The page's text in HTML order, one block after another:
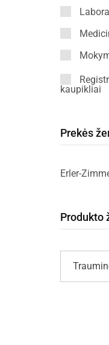
kaupikliai
Prekės
Erler-
Produkto